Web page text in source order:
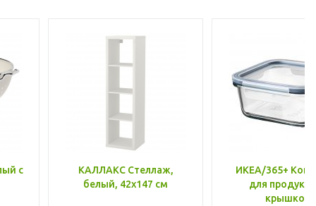
с
КАЛЛАКС Стеллаж,
белый, 42x147 см
ИКЕА/365+
для
крышкой,